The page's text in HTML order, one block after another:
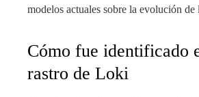
modelos actuales sobre la evolución
Cómo fue identificado
rastro de Loki